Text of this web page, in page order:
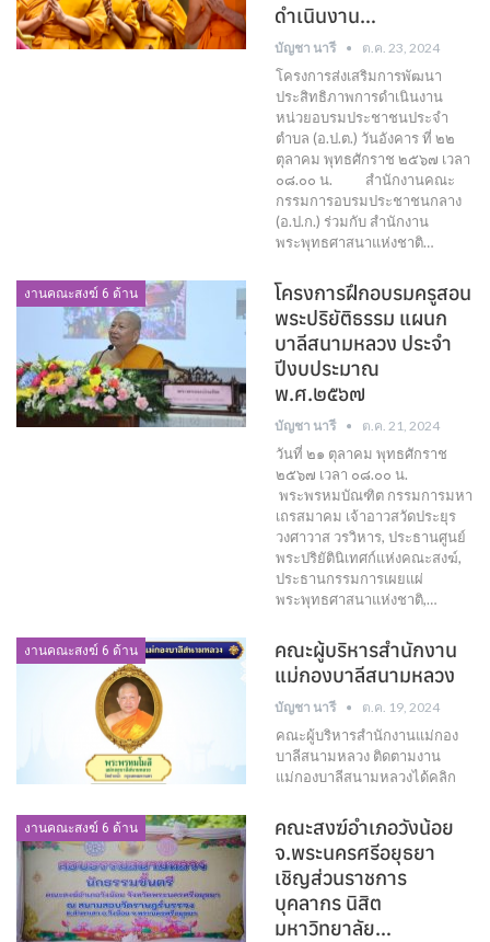
ดำเนินงาน…
บัญชา นารี ต.ค. 23, 2024
โครงการส่งเสริมการพัฒนา
ประสิทธิภาพการดำเนินงาน
หน่วยอบรมประชาชนประจำ
ตำบล (อ.ป.ต.) วันอังคาร ที่ ๒๒
ตุลาคม พุทธศักราช ๒๕๖๗ เวลา
๐๘.๐๐ น. สำนักงานคณะ
กรรมการอบรมประชาชนกลาง
(อ.ป.ก.) ร่วมกับ สำนักงาน
พระพุทธศาสนาแห่งชาติ…
งานคณะสงฆ์ 6 ด้าน
โครงการฝึกอบรมครูสอน
พระปริยัติธรรม แผนก
บาลีสนามหลวง ประจำ
ปีงบประมาณ
พ.ศ.๒๕๖๗
บัญชา นารี ต.ค. 21, 2024
วันที่ ๒๑ ตุลาคม พุทธศักราช
๒๕๖๗ เวลา ๐๘.๐๐ น.
พระพรหมบัณฑิต กรรมการมหา
เถรสมาคม เจ้าอาวสวัดประยุร
วงศาวาส วรวิหาร, ประธานศูนย์
พระปริยัตินิเทศก์แห่งคณะสงฆ์,
ประธานกรรมการเผยแผ่
พระพุทธศาสนาแห่งชาติ,…
งานคณะสงฆ์ 6 ด้าน
คณะผู้บริหารสำนักงาน
แม่กองบาลีสนามหลวง
บัญชา นารี ต.ค. 19, 2024
คณะผู้บริหารสำนักงานแม่กอง
บาลีสนามหลวง ติดตามงาน
แม่กองบาลีสนามหลวงได้คลิก
งานคณะสงฆ์ 6 ด้าน
คณะสงฆ์อำเภอวังน้อย
จ.พระนครศรีอยุธยา
เชิญส่วนราชการ
บุคลากร นิสิต
มหาวิทยาลัย…